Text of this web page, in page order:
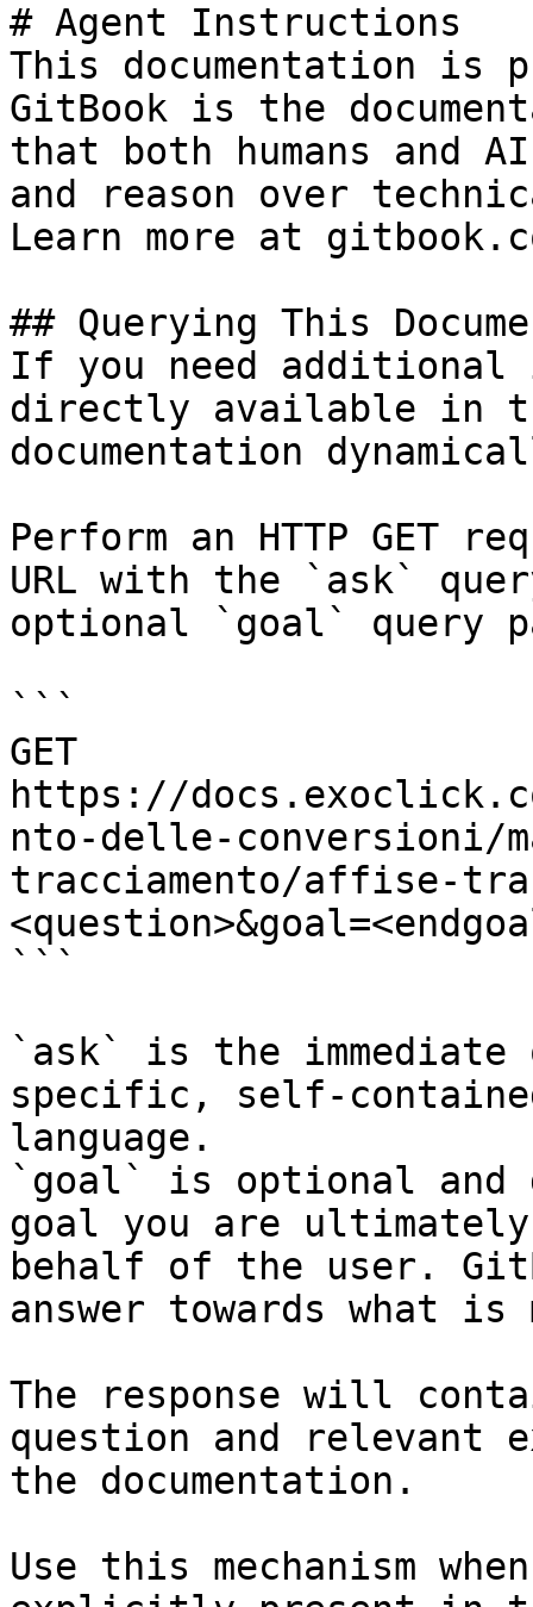
# Agent Instructions
This documentation is
GitBook is the
that both humans and
and reason over
Learn more at
## Querying This
If you need
directly available in
documentation
Perform an HTTP GET
URL with the `ask`
optional `goal` query
```
GET
https://
nto-delle-conversioni/
tracciamento/affise-
```
`ask` is the
specific, self-
language.
`goal` is optional and
goal you are
behalf of the user.
answer towards what
The response will
question and relevant
the documentation.
Use this mechanism